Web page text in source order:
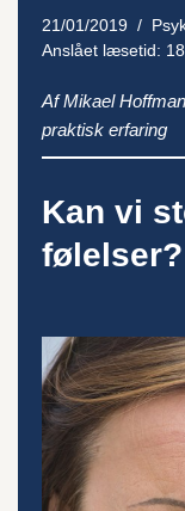
21/01/2019
Anslået læsetid:
Af Mikael
praktisk erfaring
Kan vi
følelser?